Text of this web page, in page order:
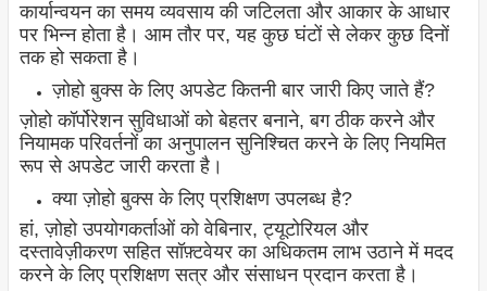
कार्यान्वयन का समय व्यवसाय की जटिलता और आकार के आधार
पर भिन्न होता है। आम तौर पर, यह कुछ घंटों से लेकर कुछ दिनों
तक हो सकता है।
ज़ोहो बुक्स के लिए अपडेट कितनी बार जारी किए जाते हैं?
ज़ोहो कॉर्पोरेशन सुविधाओं को बेहतर बनाने, बग ठीक करने और
नियामक परिवर्तनों का अनुपालन सुनिश्चित करने के लिए नियमित
रूप से अपडेट जारी करता है।
क्या ज़ोहो बुक्स के लिए प्रशिक्षण उपलब्ध है?
हां, ज़ोहो उपयोगकर्ताओं को वेबिनार, ट्यूटोरियल और
दस्तावेज़ीकरण सहित सॉफ़्टवेयर का अधिकतम लाभ उठाने में मदद
करने के लिए प्रशिक्षण सत्र और संसाधन प्रदान करता है।